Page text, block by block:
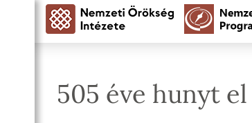
505 éve hunyt